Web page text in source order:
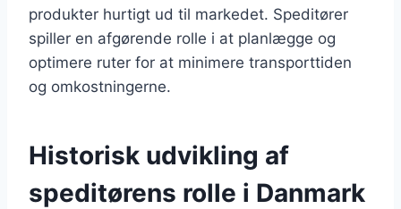
produkter hurtigt ud til markedet. Speditører
spiller en afgørende rolle i at planlægge og
optimere ruter for at minimere transporttiden
og omkostningerne.
Historisk udvikling af
speditørens rolle i Danmark